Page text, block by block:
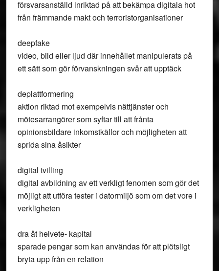
försvarsanställd inriktad på att bekämpa digitala hot
från främmande makt och terroristorganisationer
deepfake
video, bild eller ljud där innehållet manipulerats på
ett sätt som gör förvanskningen svår att upptäck
deplattformering
aktion riktad mot exempelvis nättjänster och
mötesarrangörer som syftar till att frånta
opinionsbildare inkomstkällor och möjligheten att
sprida sina åsikter
digital tvilling
digital avbildning av ett verkligt fenomen som gör det
möjligt att utföra tester i datormiljö som om det vore i
verkligheten
dra åt helvete- kapital
sparade pengar som kan användas för att plötsligt
bryta upp från en relation